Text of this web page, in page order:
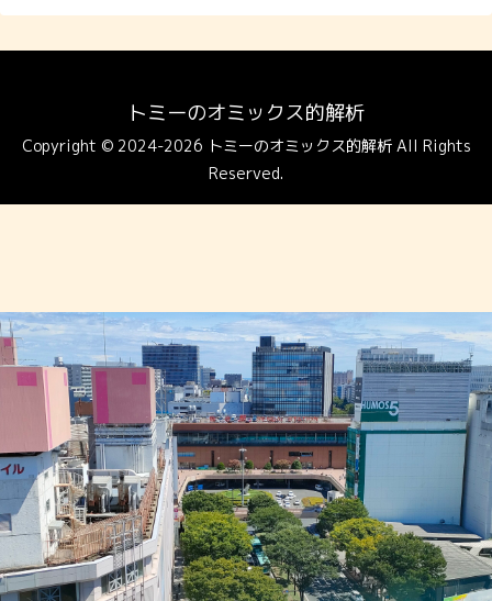
トミーのオミックス的解析
Copyright © 2024-2026 トミーのオミックス的解析 All Rights
Reserved.